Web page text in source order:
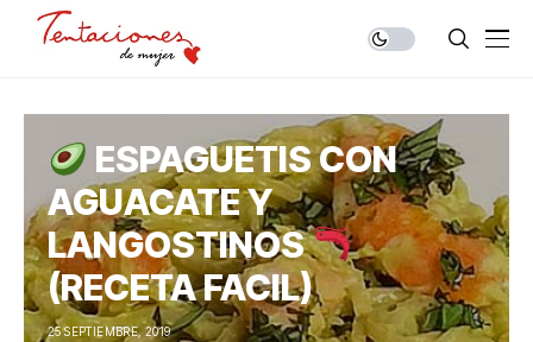
ESPAGUETIS CON
AGUACATE Y
LANGOSTINOS
(RECETA FACIL)
25 SEPTIEMBRE, 2019